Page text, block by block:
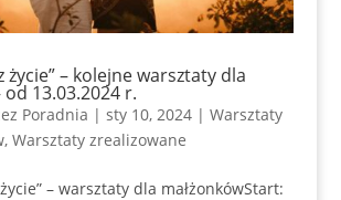
życie” – kolejne warsztaty dla
od 13.03.2024 r.
Poradnia | sty 10, 2024| Warsztaty
, Warsztaty zrealizowane
– warsztaty dla małżonkówStart: